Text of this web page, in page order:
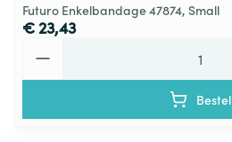
Futuro Enkelbandage 47874, Small
€ 23,43
Bestel